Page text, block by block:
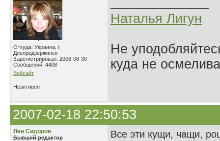
Откуда: Украина, г.
Днепродзержинск
Зарегистрирован: 2006-08-30
Сообщений: 4408
Вебсайт
Наталья Лигун
Не
куда не
Неактивен
2007-02-18 22:50:53
Лев Сидоров
Бывший редактор
Все эти кущи, чащи,